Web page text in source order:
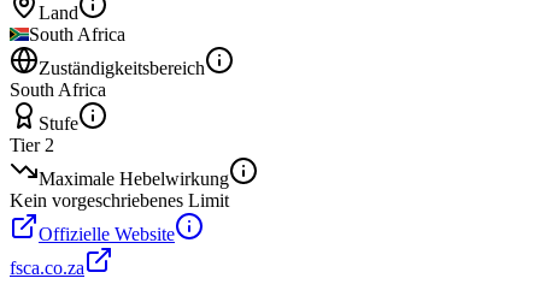
Land
South Africa
Zuständigkeitsbereich
South Africa
Stufe
Tier 2
Maximale Hebelwirkung
Kein vorgeschriebenes Limit
Offizielle Website
fsca.co.za